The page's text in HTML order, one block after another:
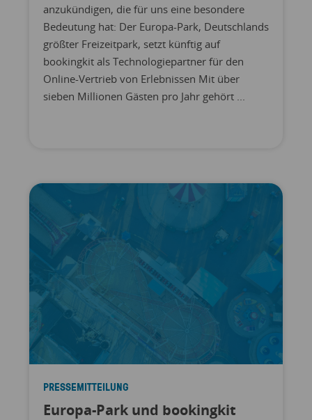
anzukündigen, die für uns eine besondere
Bedeutung hat: Der Europa-Park, Deutschlands
größter Freizeitpark, setzt künftig auf
bookingkit als Technologiepartner für den
Online-Vertrieb von Erlebnissen Mit über
sieben Millionen Gästen pro Jahr gehört ...
PRESSEMITTEILUNG
Europa-Park und bookingkit